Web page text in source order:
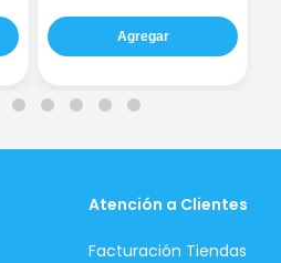
Agregar
Atención a Clientes
Facturación Tiendas